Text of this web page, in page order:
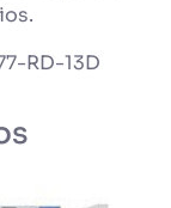
RD-13D